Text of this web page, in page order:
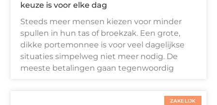
keuze is voor elke dag
Steeds meer mensen kiezen voor minder
spullen in hun tas of broekzak. Een grote,
dikke portemonnee is voor veel dagelijkse
situaties simpelweg niet meer nodig. De
meeste betalingen gaan tegenwoordig
ZAKELIJK